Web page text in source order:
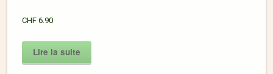
CHF 6.90
Lire la suite